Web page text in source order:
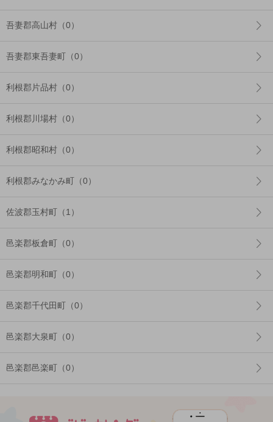
吾妻郡高山村（0）
吾妻郡東吾妻町（0）
利根郡片品村（0）
利根郡川場村（0）
利根郡昭和村（0）
利根郡みなかみ町（0）
佐波郡玉村町（1）
邑楽郡板倉町（0）
邑楽郡明和町（0）
邑楽郡千代田町（0）
邑楽郡大泉町（0）
邑楽郡邑楽町（0）